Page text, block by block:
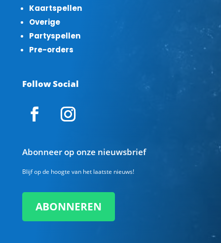
Kaartspellen
Overige
Partyspellen
Pre-orders
Follow Social
Abonneer op onze nieuwsbrief
Blijf op de hoogte van het laatste nieuws!
ABONNEREN